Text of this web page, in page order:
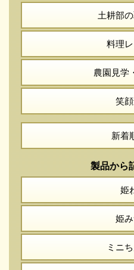
土耕部
料理
農園見学
笑
新着
製品から
姫
姫
ミニ